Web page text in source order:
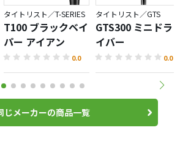
ドからのフルショットで２〜３回ダ
！
フローの中で最も気を使わなければ
ゃってる
ーンにすれば良かったか…ＴＳ１１４
ったしなあ〜
ドグラインド２打ったけどヘッド軽
なあ〜
タイトリスト／T-SERIES
T100 ブラックベイ
パー アイアン
0.0
タイトリスト／GTS
GTS300 ミニドラ
イバー
0.0
じメーカーの商品一覧